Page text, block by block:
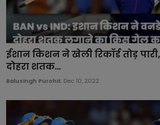
ईशान किशन ने खेली रिकॉर्ड तोड़
दोहरा शतक...
Balusingh Purohit Dec 10, 2022